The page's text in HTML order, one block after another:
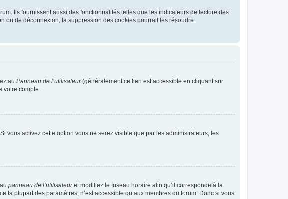
Ils fournissent aussi des fonctionnalités telles que les indicateurs de lecture des
ou de déconnexion, la suppression des cookies pourrait les résoudre.
au Panneau de l’utilisateur(généralement ce lien est accessible en cliquant sur
votre compte.
vous activez cette option vous ne serez visible que par les administrateurs, les
panneau de l’utilisateuret modifiez le fuseau horaire afin qu’il corresponde à la
plupart des paramètres, n’est accessible qu’aux membres du forum. Donc si vous